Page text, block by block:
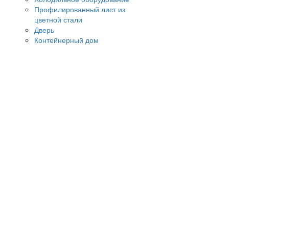
Профилированный лист из
цветной стали
Дверь
Контейнерный дом